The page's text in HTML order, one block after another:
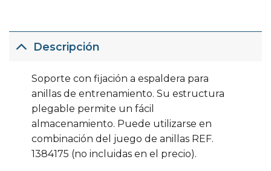
Descripción
Soporte con fijación a espaldera para
anillas de entrenamiento. Su estructura
plegable permite un fácil
almacenamiento. Puede utilizarse en
combinación del juego de anillas REF.
1384175 (no incluidas en el precio).